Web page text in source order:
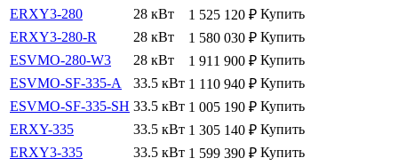
ERXY3-280
28 кВт 1 525 120 ₽ Купить
ERXY3-280-R
28 кВт 1 580 030 ₽ Купить
ESVMO-280-W3
28 кВт 1 911 900 ₽ Купить
ESVMO-SF-335-A
33.5 кВт 1 110 940 ₽ Купить
ESVMO-SF-335-SH 33.5 кВт 1 005 190 ₽ Купить
ERXY-335
33.5 кВт 1 305 140 ₽ Купить
ERXY3-335
33.5 кВт 1 599 390 ₽ Купить